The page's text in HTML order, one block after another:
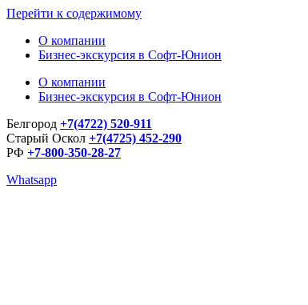
Перейти к содержимому
О компании
Бизнес-экскурсия в Софт-Юнион
О компании
Бизнес-экскурсия в Софт-Юнион
Белгород +7(4722) 520-911
Старый Оскол +7(4725) 452-290
РФ +7-800-350-28-27
Whatsapp